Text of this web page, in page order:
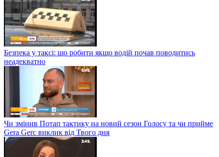
Безпека у таксі: що робити якщо водій почав поводитись
неадекватно
Чи змінив Потап тактику на новий сезон Голосу та чи прийме
Gera Gerc виклик від Твого дня